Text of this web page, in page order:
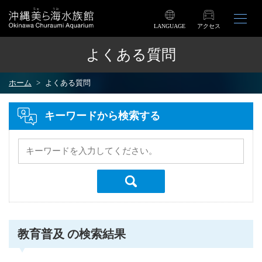
LANGUAGE アクセス
よくある質問
ホーム よくある質問
キーワードから検索する
教育普及 の検索結果